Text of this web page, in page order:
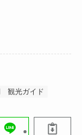
観光ガイド